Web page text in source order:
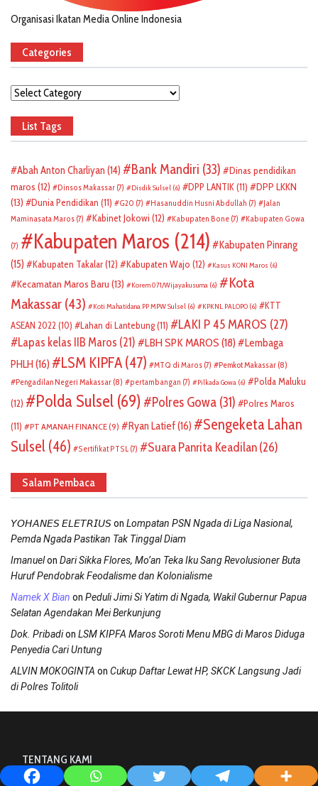
Organisasi Ikatan Media Online Indonesia
Categories
Categories
List Tags
Abah Anton Charliyan (14) Bank Mandiri (33)
Dinas pendidikan
maros (12) Dinsos Makassar (7) Disdik Sulsel (6) DPP LANTIK(11)
DPP LKKN
(13)
Dunia Pendidikan (11) G20 (7) Hasanuddin Husni Abdullah (7)
Jalan
Maminasata Maros (7) Kabinet Jokowi (12) Kabupaten Bone (7) Kabupaten Gowa
(7) Kabupaten Maros (214)
Kabupaten Pinrang
(15)
Kabupaten Takalar(12) Kabupaten Wajo (12) Kasus KONI Maros (6)
Kecamatan Maros Baru (13) Korem 071/Wijayakusuma (6)
Kota
Makassar (43) Koti Mahatidana PP MPW Sulsel (6) KPKNL PALOPO (6)
KTT
ASEAN 2022 (10) Lahan di Lantebung(11) LAKI P 45 MAROS (27)
Lapas kelas IIB Maros (21) LBH SPK MAROS (18)
Lembaga
PHLH (16) LSM KIPFA (47) MTQ di Maros (7) Pemkot Makassar (8)
Pengadilan Negeri Makassar (8) pertambangan (7) Pilkada Gowa (6)
Polda Maluku
(12)
Polda Sulsel (69) Polres Gowa (31)
Polres Maros
(11)
PT AMANAH FINANCE(9) Ryan Latief(16)
Sengeketa Lahan
Sulsel (46) Sertifikat PTSL (7) Suara Panrita Keadilan(26)
Salam Pembaca
𝘠𝘖𝘏𝘈𝘕𝘌𝘚 𝘌𝘓𝘌𝘛𝘙𝘐𝘜𝘚on Lompatan PSN Ngada di Liga Nasional,
Pemda Ngada Pastikan Tak Tinggal Diam
Imanuelon Dari Sikka Flores, Mo’an Teka Iku Sang Revolusioner Buta
Huruf Pendobrak Feodalisme dan Kolonialisme
Namek X Bian on Peduli Jimi Si Yatim di Ngada, Wakil Gubernur Papua
Selatan Agendakan Mei Berkunjung
Dok. Pribadion LSM KIPFA Maros Soroti Menu MBG di Maros Diduga
Penyedia Cari Untung
ALVIN MOKOGINTA on Cukup Daftar Lewat HP, SKCK Langsung Jadi
di Polres Tolitoli
TENTANG KAMI